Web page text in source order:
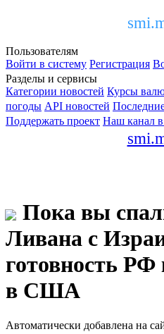
Пользователям
Войти в систему Регистрация
Разделы и сервисы
Категории новостей Курсы
погоды API новостей
Поддержать проект Наш канал в
Пока вы
Ливана с
готовность РФ
в США
Автоматически добавлена на